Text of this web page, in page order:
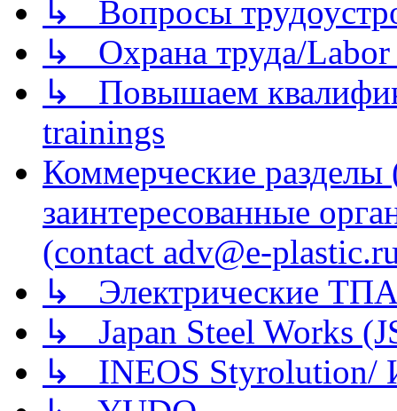
↳ Вопросы
↳ Охрана труда/Labor
↳ Повышаем
trainings
Коммерческие
заинтересованные
(contact adv@e-
↳ Электрические
↳ Japan Steel Works
↳ INEOS